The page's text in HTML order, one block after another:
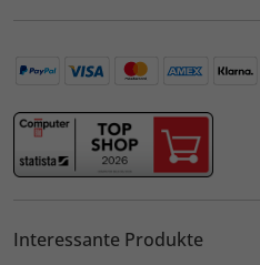
Interessante Produkte